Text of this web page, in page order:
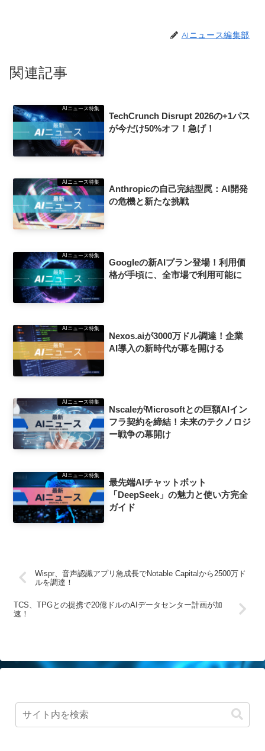
AIニュース編集部
関連記事
AIニュース特集
TechCrunch Disrupt 2026の+1パス
が今だけ50%オフ！急げ！
AIニュース特集
Anthropicの自己完結型罠：AI開発
の危機と新たな挑戦
AIニュース特集
Googleの新AIプラン登場！利用価
格が手頃に、全市場で利用可能に
AIニュース特集
Nexos.aiが3000万ドル調達！企業
AI導入の新時代が幕を開ける
AIニュース特集
NscaleがMicrosoftとの巨額AIイン
フラ契約を締結！未来のテクノロジ
ー戦争の幕開け
AIニュース特集
最先端AIチャットボット
「DeepSeek」の魅力と使い方完全
ガイド
Wispr、音声認識アプリ急成長でNotable Capitalから2500万ド
ルを調達！
TCS、TPGとの提携で20億ドルのAIデータセンター計画が加
速！